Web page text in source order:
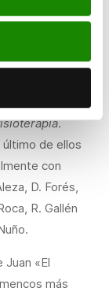
el Premio
Esteve y
guitarra en
.
de ellos
con
D. Forés,
R. Gallén
Juan «El
más